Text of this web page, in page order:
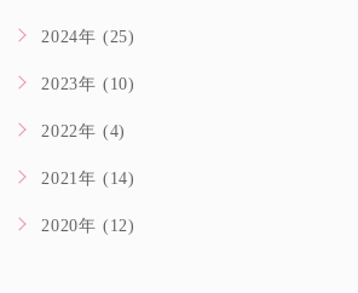
2024年 (25)
2023年 (10)
2022年 (4)
2021年 (14)
2020年 (12)